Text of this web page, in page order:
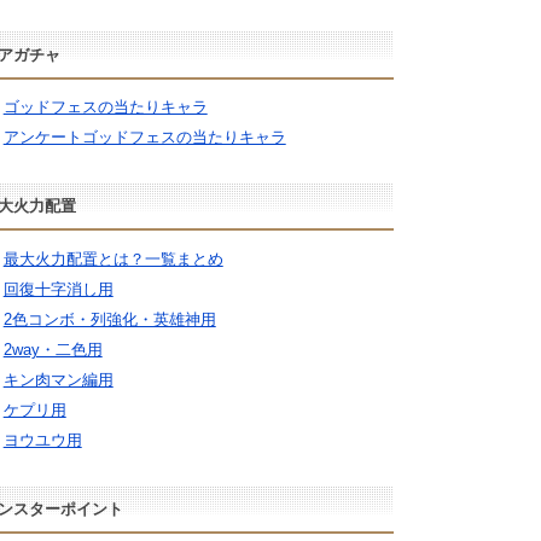
ガチャ
ゴッドフェスの当たりキャラ
アンケートゴッドフェスの当たりキャラ
火力配置
最大火力配置とは？一覧まとめ
回復十字消し用
2色コンボ・列強化・英雄神用
2way・二色用
キン肉マン編用
ケプリ用
ヨウユウ用
スターポイント